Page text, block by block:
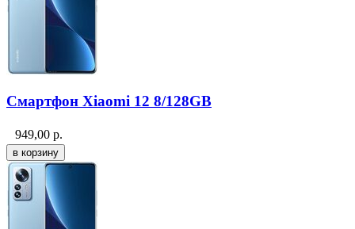
Смартфон Xiaomi 12 8/128GB
949,00 р.